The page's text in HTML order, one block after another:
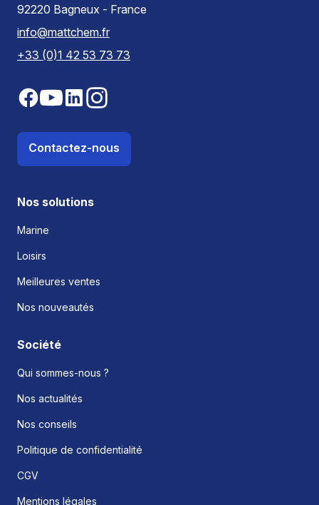
92220 Bagneux - France
info@mattchem.fr
+33 (0)1 42 53 73 73
Contactez-nous
Nos solutions
Marine
Loisirs
Meilleures ventes
Nos nouveautés
Société
Qui sommes-nous ?
Nos actualités
Nos conseils
Politique de confidentialité
CGV
Mentions légales